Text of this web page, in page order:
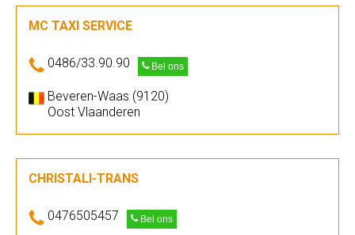
MC TAXI SERVICE
0486/33.90.90 Bel ons
Beveren-Waas (9120)
Oost Vlaanderen
CHRISTALI-TRANS
0476505457 Bel ons